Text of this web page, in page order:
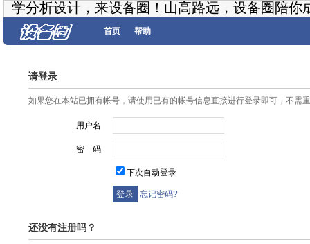
学分析设计，来设备圈！山高路远，设备圈陪你
首页 帮助
请登录
如果您在本站已拥有帐号，请使用已有的帐号信息直接进行登录即可，不需
用户名
密 码
下次自动登录
忘记密码?
还没有注册吗？